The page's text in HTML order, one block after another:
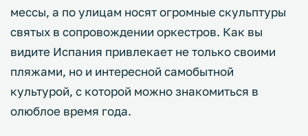
мессы, а по улицам носят огромные скульптуры
святых в сопровождении оркестров. Как вы
видите Испания привлекает не только своими
пляжами, но и интересной самобытной
культурой, с которой можно знакомиться в
олюблое время года.